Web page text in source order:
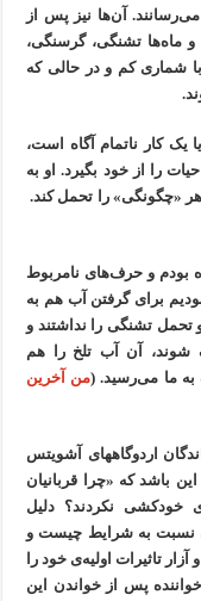
آن‌ها نیز پس از
ماه‌ها تشنگی، گرسنگی،
شماری کم و در حالی که
کار ناتمام آگاه است،
را از خود بگیرد. او به
«چگونگی» را تحمل کند.
بودم و حرف‌های نامربوط
برای گرفتن آب هم به
تحمل تشنگی را نداشتند و
آن آب تلخ را هم
به ما می‌رسید. (من آخرین
اردوگاههای آشویتس
باشد که «چرا قربانیان
خودکشی نکردند؟ دلیل
نسبت به شرایط چیست و
تاثیرات اولیه‌ی خود را
پس از خواندن این